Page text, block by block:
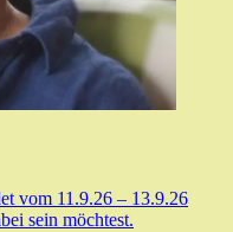
vom 11.9.26 – 13.9.26
sein möchtest.